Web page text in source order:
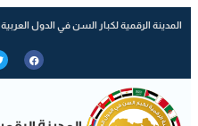
المدينة الرقمية لكبار السن في الدول العربية